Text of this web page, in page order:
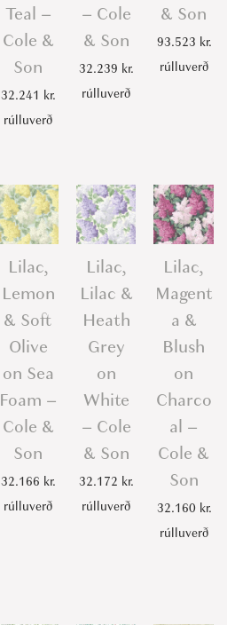
Teal –
Cole &
Son
32.241 kr.
rúlluverð
– Cole
& Son
32.239 kr.
rúlluverð
& Son
93.523 kr.
rúlluverð
Lilac,
Lemon
& Soft
Olive
on Sea
Foam –
Cole &
Son
32.166 kr.
rúlluverð
Lilac,
Lilac &
Heath
Grey
on
White
– Cole
& Son
32.172 kr.
rúlluverð
Lilac,
Magent
a &
Blush
on
Charco
al –
Cole &
Son
32.160 kr.
rúlluverð